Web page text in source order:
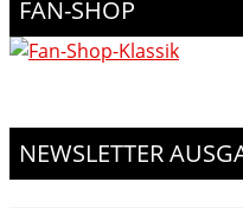
FAN-SHOP
NEWSLETTER